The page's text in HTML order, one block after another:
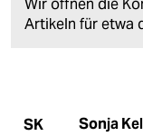
Wir öffnen die
Artikeln für etwa
SK Sonja